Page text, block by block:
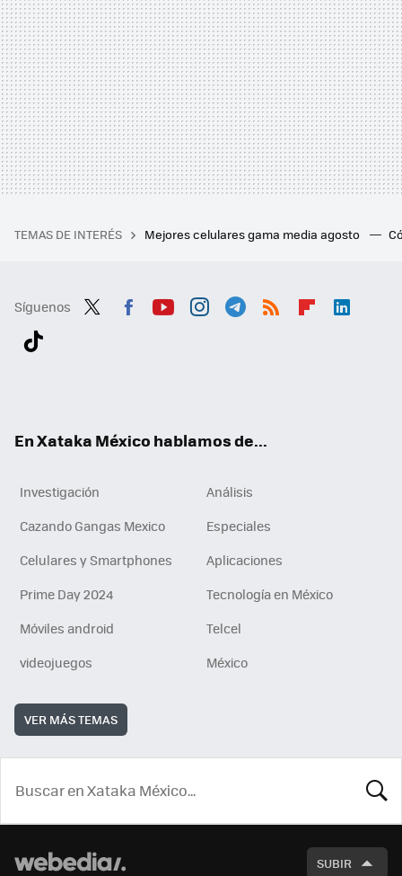
TEMAS DE INTERÉS Mejores celulares gama media agosto
Síguenos
En Xataka México hablamos de...
Investigación
Análisis
Cazando Gangas Mexico
Especiales
Celulares y Smartphones
Aplicaciones
Prime Day 2024
Tecnología en México
Móviles android
Telcel
videojuegos
México
VER MÁS TEMAS
SUBIR